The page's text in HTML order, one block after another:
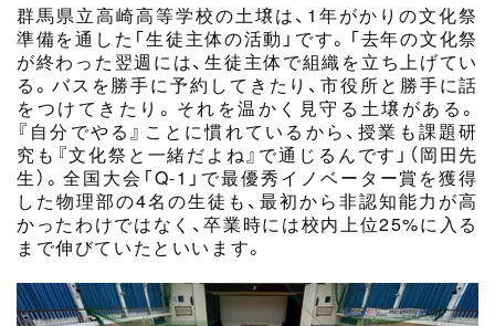
群馬県立高崎高等学校の土壌は、1年がかりの文化祭
準備を通した「生徒主体の活動」です。「去年の文化祭
が終わった翌週には、生徒主体で組織を立ち上げてい
る。バスを勝手に予約してきたり、市役所と勝手に話
をつけてきたり。それを温かく見守る土壌がある。
『自分でやる』ことに慣れているから、授業も課題研
究も『文化祭と一緒だよね』で通じるんです」（岡田先
生）。全国大会「Q-1」で最優秀イノベーター賞を獲得
した物理部の4名の生徒も、最初から非認知能力が高
かったわけではなく、卒業時には校内上位25%に入る
まで伸びていたといいます。